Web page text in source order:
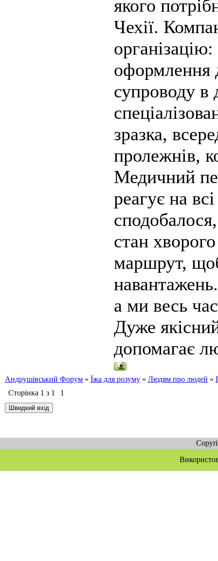
якого
Чехії.
оформлення
супроводу
зразка,
пролежнів,
Медичний
реагує на
стан
маршрут,
а ми весь
Дуже
допомагає
Андрушівський Форум » Їжа для розуму » Людям про людей »
Сторінка 1 з 1 1